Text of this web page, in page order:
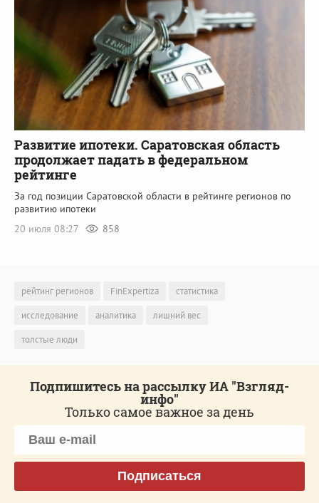
Развитие ипотеки. Саратовская область
продолжает падать в федеральном
рейтинге
За год позиции Саратовской области в рейтинге регионов по
развитию ипотеки
20 июля 08:27
858
рейтинг регионов FinExpertiza
статистика
исследование
аналитика
лишний вес
толстые люди
Подпишитесь на рассылку ИА "Взгляд-
инфо"
Только самое важное за день
Подписаться